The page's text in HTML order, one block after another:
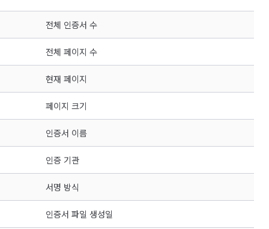
전체 인증서 수
전체 페이지 수
현재 페이지
페이지 크기
인증서 이름
인증 기관
서명 방식
인증서 파일 생성일